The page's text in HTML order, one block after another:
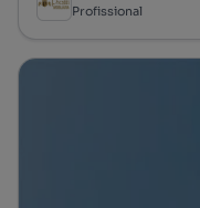
Profissional